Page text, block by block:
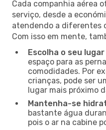
Cada companhia aérea
serviço, desde a
atendendo a diferentes
Com isso em mente,
Escolha o seu
espaço para as
comodidades. Por
crianças, pode ser
lugar mais próximo
Mantenha-se
bastante água
pois o ar na cabine